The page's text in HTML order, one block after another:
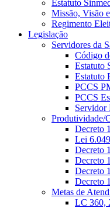
Estatuto
Missão, Visão
Regimento
Legislação
Servidores da
Código
Estatuto
Estatuto
PCCS
PCCS
Servidor
Produtividade/
Decreto
Lei 6.049
Decreto
Decreto
Decreto
Decreto
Metas de
LC 360,